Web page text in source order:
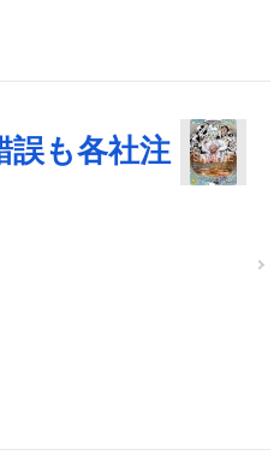
誤も各社注